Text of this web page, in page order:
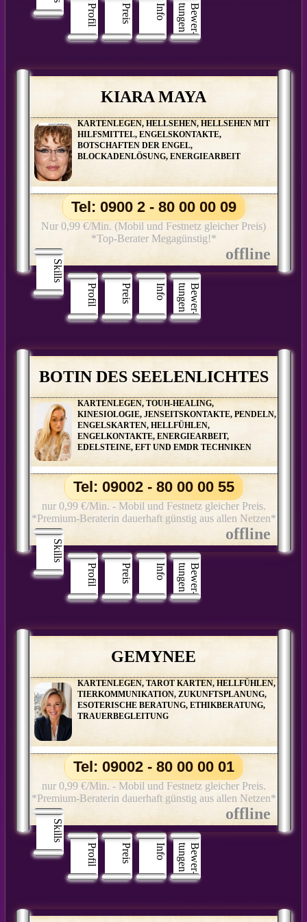
Profil
Preis Info B
e
w
e
r
­
t
u
n
g
e
n
KIARA MAYA
KARTENLEGEN, HELLSEHEN, HELLSEHEN MIT
HILFSMITTEL, ENGELSKONTAKTE,
BOTSCHAFTEN DER ENGEL,
BLOCKADENLÖSUNG, ENERGIEARBEIT
Skills
Profil
Preis Info B
e
w
e
r
­
t
u
n
g
e
n
Tel: 0900 2 - 80 00 00 09
Nur 0,99 €/Min. (Mobil und Festnetz gleicher Preis)
*Top-Berater Megagünstig!*
BOTIN DES SEELENLICHTES
KARTENLEGEN, TOUH-HEALING,
KINESIOLOGIE, JENSEITSKONTAKTE, PENDELN,
ENGELSKARTEN, HELLFÜHLEN,
ENGELKONTAKTE, ENERGIEARBEIT,
EDELSTEINE, EFT UND EMDR TECHNIKEN
Skills
Profil
Preis Info B
e
w
e
r
­
t
u
n
g
e
n
Tel: 09002 - 80 00 00 55
nur 0,99 €/Min. - Mobil und Festnetz gleicher Preis.
*Premium-Beraterin dauerhaft günstig aus allen Netzen*
GEMYNEE
KARTENLEGEN, TAROT KARTEN, HELLFÜHLEN,
TIERKOMMUNIKATION, ZUKUNFTSPLANUNG,
ESOTERISCHE BERATUNG, ETHIKBERATUNG,
TRAUERBEGLEITUNG
Skills
Profil
Preis Info B
e
w
e
r
­
t
u
n
g
e
n
Tel: 09002 - 80 00 00 01
nur 0,99 €/Min. - Mobil und Festnetz gleicher Preis.
*Premium-Beraterin dauerhaft günstig aus allen Netzen*